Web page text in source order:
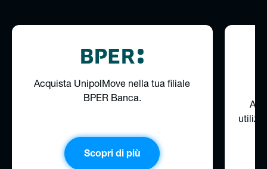
Acquista UnipolMove nella tua filiale
BPER Banca.
Scopri di più